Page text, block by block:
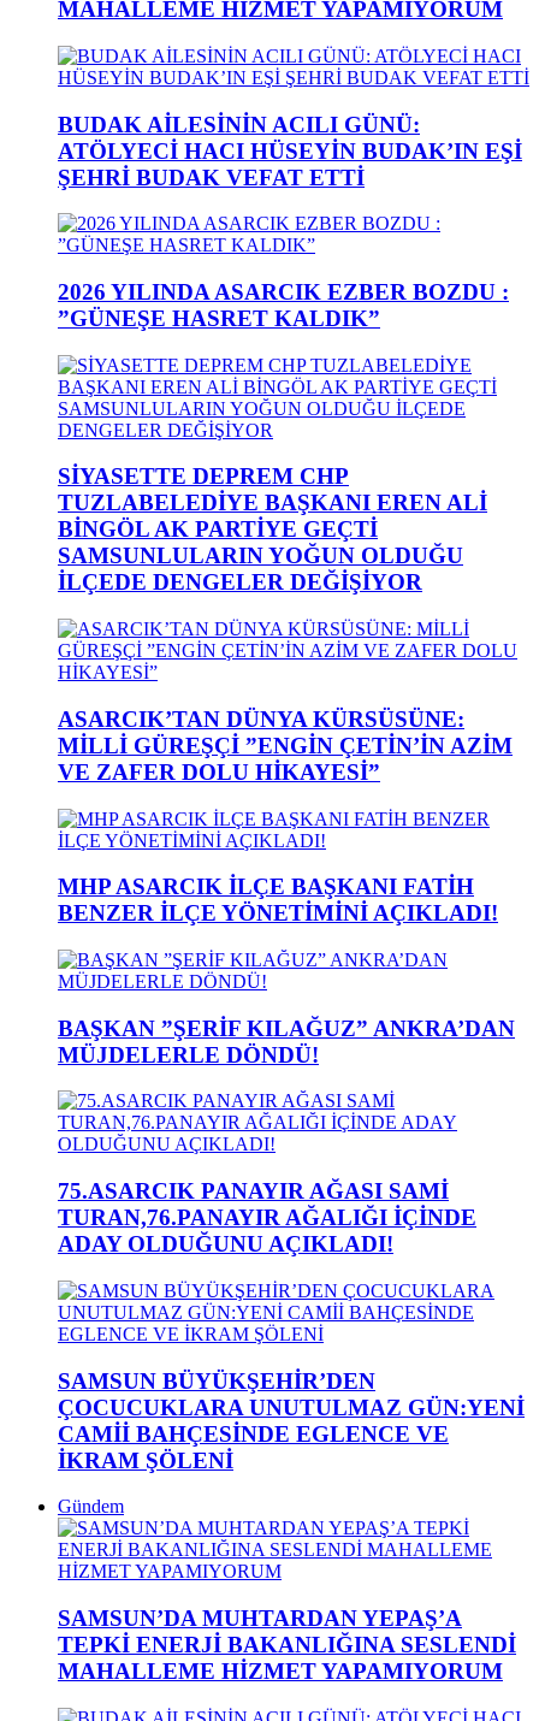
MAHALLEME HİZMET YAPAMIYORUM
BUDAK AİLESİNİN ACILI GÜNÜ:
ATÖLYECİ HACI HÜSEYİN BUDAK’IN EŞİ
ŞEHRİ BUDAK VEFAT ETTİ
2026 YILINDA ASARCIK EZBER BOZDU :
”GÜNEŞE HASRET KALDIK”
SİYASETTE DEPREM CHP
TUZLABELEDİYE BAŞKANI EREN ALİ
BİNGÖL AK PARTİYE GEÇTİ
SAMSUNLULARIN YOĞUN OLDUĞU
İLÇEDE DENGELER DEĞİŞİYOR
ASARCIK’TAN DÜNYA KÜRSÜSÜNE:
MİLLİ GÜREŞÇİ ”ENGİN ÇETİN’İN AZİM
VE ZAFER DOLU HİKAYESİ”
MHP ASARCIK İLÇE BAŞKANI FATİH
BENZER İLÇE YÖNETİMİNİ AÇIKLADI!
BAŞKAN ”ŞERİF KILAĞUZ” ANKRA’DAN
MÜJDELERLE DÖNDÜ!
75.ASARCIK PANAYIR AĞASI SAMİ
TURAN,76.PANAYIR AĞALIĞI İÇİNDE
ADAY OLDUĞUNU AÇIKLADI!
SAMSUN BÜYÜKŞEHİR’DEN
ÇOCUCUKLARA UNUTULMAZ GÜN:YENİ
CAMİİ BAHÇESİNDE EGLENCE VE
İKRAM ŞÖLENİ
Gündem
SAMSUN’DA MUHTARDAN YEPAŞ’A
TEPKİ ENERJİ BAKANLIĞINA SESLENDİ
MAHALLEME HİZMET YAPAMIYORUM